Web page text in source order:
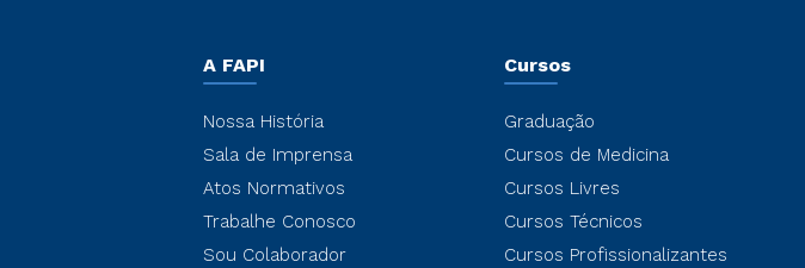
A FAPI
Nossa História
Sala de Imprensa
Atos Normativos
Trabalhe Conosco
Sou Colaborador
Cursos
Graduação
Cursos de Medicina
Cursos Livres
Cursos Técnicos
Cursos Profissionalizantes